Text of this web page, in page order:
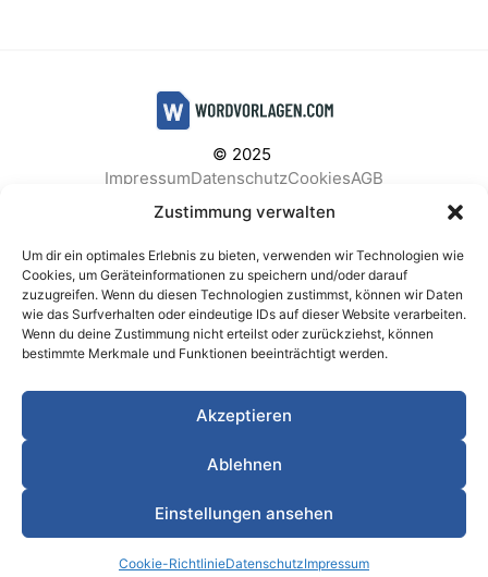
Zustimmung verwalten
Um dir ein optimales Erlebnis zu bieten, verwenden wir Technologien wie
Cookies, um Geräteinformationen zu speichern und/oder darauf
zuzugreifen. Wenn du diesen Technologien zustimmst, können wir Daten
wie das Surfverhalten oder eindeutige IDs auf dieser Website verarbeiten.
Wenn du deine Zustimmung nicht erteilst oder zurückziehst, können
bestimmte Merkmale und Funktionen beeinträchtigt werden.
Akzeptieren
Ablehnen
Einstellungen ansehen
Cookie-RichtlinieDatenschutzImpressum
© 2025
ImpressumDatenschutzCookiesAGB
Facebook
Instagram
BELIEBTE KATEGORIEN
Berichte & Analysen Business
Einkauf & Beschaffung
Gesundheit & Vorsorge
Meetings & Protokolle
Personal & HR
Planung & Strategie
Privat
Produktion & Logistik Projektmanagement